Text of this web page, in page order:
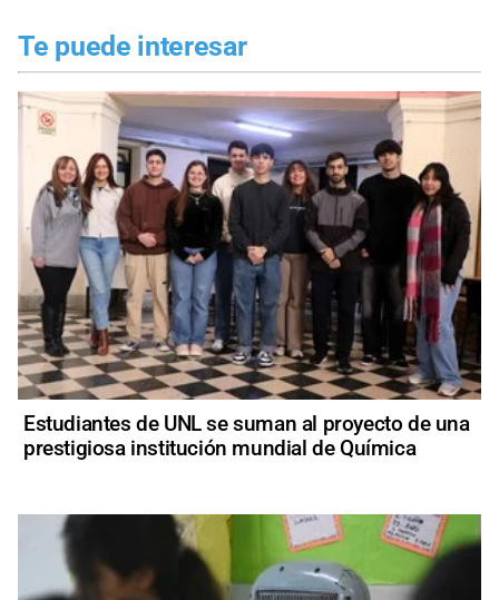
Te puede interesar
Estudiantes de UNL se suman al proyecto de una
prestigiosa institución mundial de Química